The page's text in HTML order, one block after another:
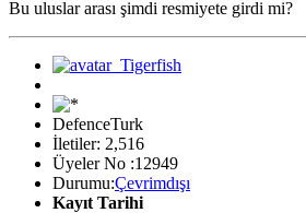
Bu uluslar arası şimdi resmiyete girdi mi?
DefenceTurk
İletiler: 2,516
Üyeler No :12949
Durumu:Çevrimdışı
Kayıt Tarihi